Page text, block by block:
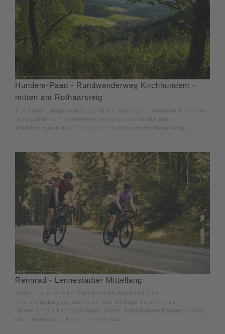
Hundem-Paad - Rundwanderweg Kirchhundem -
mitten am Rothaarsteig
Auf einer Länge von rund 68 km führt der "Hundem-Paad" in
landschaftlich besonders reizvolle Bereiche der
Wanderregion Kirchhundem - mitten am Rothaarsteig.
Rennrad - Lennestädter Mittellang
Sowohl die langen Serpentinen-Anstiege des
Rothaargebirges, als auch das wellige Terrain des
Haverlandes kennzeichnen diese mittellange Rennrad-Tour
von Lennestadt-Altenhundem aus.